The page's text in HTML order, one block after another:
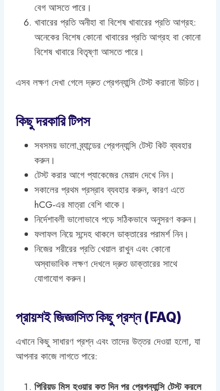
বেগ আসতে পারে।
খাবারের প্রতি অনীহা বা বিশেষ খাবারের প্রতি আগ্রহ:
অনেকের বিশেষ কোনো খাবারের প্রতি আগ্রহ বা কোনো
বিশেষ খাবারে বিতৃষ্ণা আসতে পারে।
এসব লক্ষণ দেখা গেলে দ্রুত প্রেগন্যান্সি টেস্ট করানো উচিত।
কিছু দরকারি টিপস
সবসময় ভালো ব্র্যান্ডের প্রেগন্যান্সি টেস্ট কিট ব্যবহার
করুন।
টেস্ট করার আগে প্যাকেজের মেয়াদ দেখে নিন।
সকালের প্রথম প্রস্রাব ব্যবহার করুন, কারণ এতে
hCG-এর মাত্রা বেশি থাকে।
নির্দেশাবলী ভালোভাবে পড়ে সঠিকভাবে অনুসরণ করুন।
ফলাফল নিয়ে সন্দেহ থাকলে ডাক্তারের পরামর্শ নিন।
নিজের শরীরের প্রতি খেয়াল রাখুন এবং কোনো
অস্বাভাবিক লক্ষণ দেখলে দ্রুত ডাক্তারের সাথে
যোগাযোগ করুন।
প্রায়শই জিজ্ঞাসিত কিছু প্রশ্ন (FAQ)
এখানে কিছু সাধারণ প্রশ্ন এবং তাদের উত্তর দেওয়া হলো, যা
আপনার কাজে লাগতে পারে:
পিরিয়ড মিস হওয়ার কত দিন পর প্রেগন্যান্সি টেস্ট করলে